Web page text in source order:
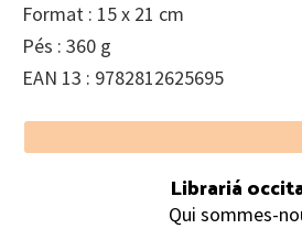
Format : 15 x 21 cm
Pés : 360 g
EAN 13 : 9782812625695
Footer
Librariá
Qui sommes-